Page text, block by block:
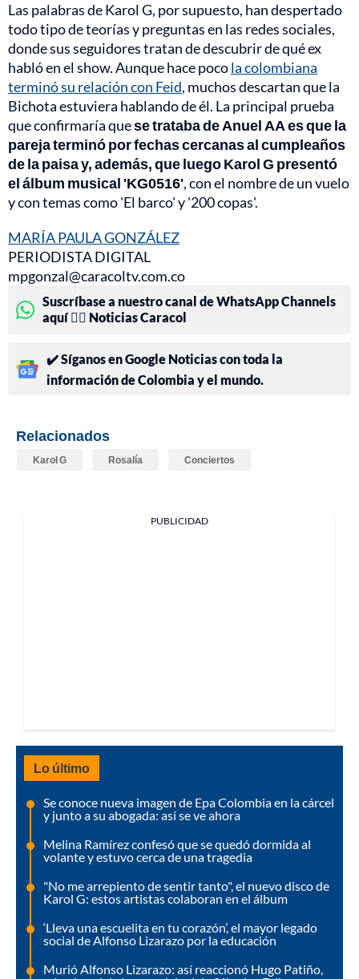
Las palabras de Karol G, por supuesto, han despertado
todo tipo de teorías y preguntas en las redes sociales,
donde sus seguidores tratan de descubrir de qué ex
habló en el show. Aunque hace pocola colombiana
terminó su relación con Feid, muchos descartan que la
Bichota estuviera hablando de él. La principal prueba
que confirmaría quese trataba de Anuel AA es que la
pareja terminó por fechas cercanas al cumpleaños
de la paisa y, además, que luego Karol G presentó
el álbum musical 'KG0516', con el nombre de un vuelo
y con temas como 'El barco' y '200 copas'.
MARÍA PAULA GONZÁLEZ
PERIODISTA DIGITAL
mpgonzal@caracoltv.com.co
Suscríbase a nuestro canal de WhatsApp Channels
aquí 👉🏻 Noticias Caracol
✔️ Síganos en Google Noticias con toda la
información de Colombia y el mundo.
Relacionados
Karol G Rosalía Conciertos
PUBLICIDAD
Lo último
Se conoce nueva imagen de Epa Colombia en la cárcel
y junto a su abogada: así se ve ahora
Melina Ramírez confesó que se quedó dormida al
volante y estuvo cerca de una tragedia
"No me arrepiento de sentir tanto", el nuevo disco de
Karol G: estos artistas colaboran en el álbum
‘Lleva una escuelita en tu corazón’, el mayor legado
social de Alfonso Lizarazo por la educación
Murió Alfonso Lizarazo: así reaccionó Hugo Patiño,